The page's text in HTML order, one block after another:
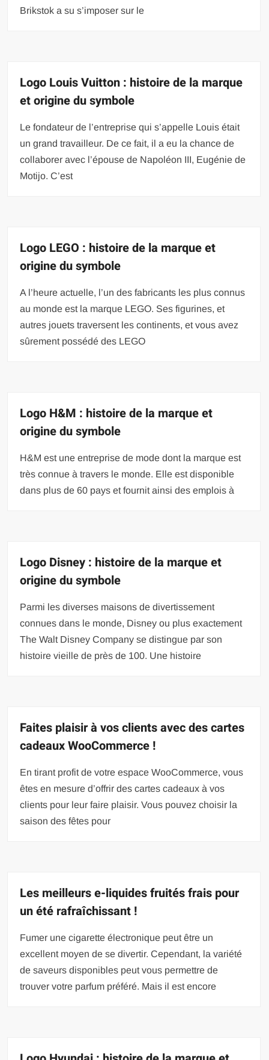
Brikstok a su s’imposer sur le
Logo Louis Vuitton : histoire de la marque
et origine du symbole
Le fondateur de l’entreprise qui s’appelle Louis était
un grand travailleur. De ce fait, il a eu la chance de
collaborer avec l’épouse de Napoléon III, Eugénie de
Motijo. C’est
Logo LEGO : histoire de la marque et
origine du symbole
A l’heure actuelle, l’un des fabricants les plus connus
au monde est la marque LEGO. Ses figurines, et
autres jouets traversent les continents, et vous avez
sûrement possédé des LEGO
Logo H&M : histoire de la marque et
origine du symbole
H&M est une entreprise de mode dont la marque est
très connue à travers le monde. Elle est disponible
dans plus de 60 pays et fournit ainsi des emplois à
Logo Disney : histoire de la marque et
origine du symbole
Parmi les diverses maisons de divertissement
connues dans le monde, Disney ou plus exactement
The Walt Disney Company se distingue par son
histoire vieille de près de 100. Une histoire
Faites plaisir à vos clients avec des cartes
cadeaux WooCommerce !
En tirant profit de votre espace WooCommerce, vous
êtes en mesure d’offrir des cartes cadeaux à vos
clients pour leur faire plaisir. Vous pouvez choisir la
saison des fêtes pour
Les meilleurs e-liquides fruités frais pour
un été rafraîchissant !
Fumer une cigarette électronique peut être un
excellent moyen de se divertir. Cependant, la variété
de saveurs disponibles peut vous permettre de
trouver votre parfum préféré. Mais il est encore